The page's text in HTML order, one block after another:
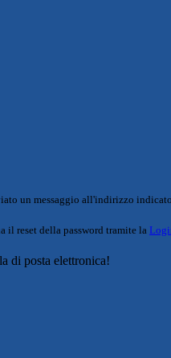
un messaggio all'indirizzo
il reset della password tramite la
di posta elettronica!